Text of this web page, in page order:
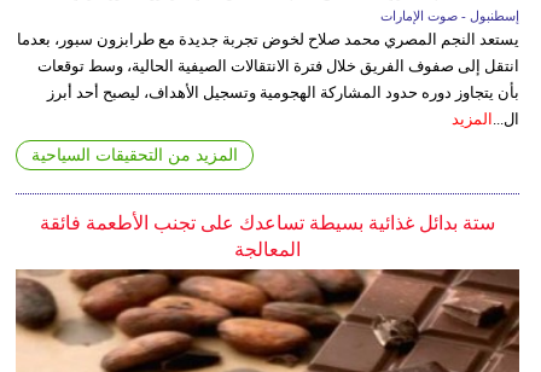
إسطنبول - صوت الإمارات
يستعد النجم المصري محمد صلاح لخوض تجربة جديدة مع طرابزون سبور، بعدما
انتقل إلى صفوف الفريق خلال فترة الانتقالات الصيفية الحالية، وسط توقعات
بأن يتجاوز دوره حدود المشاركة الهجومية وتسجيل الأهداف، ليصبح أحد أبرز
ال...
المزيد
المزيد من التحقيقات السياحية
ستة بدائل غذائية بسيطة تساعدك على تجنب الأطعمة فائقة
المعالجة